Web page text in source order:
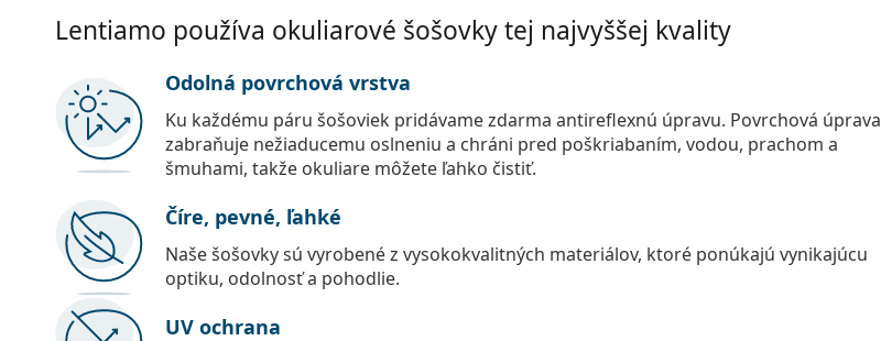
Lentiamo používa okuliarové šošovky tej najvyššej kvality
Odolná povrchová vrstva
Ku každému páru šošoviek pridávame zdarma antireflexnú úpravu. Povrchová úprava
zabraňuje nežiaducemu oslneniu a chráni pred poškriabaním, vodou, prachom a
šmuhami, takže okuliare môžete ľahko čistiť.
Číre, pevné, ľahké
Naše šošovky sú vyrobené z vysokokvalitných materiálov, ktoré ponúkajú vynikajúcu
optiku, odolnosť a pohodlie.
UV ochrana